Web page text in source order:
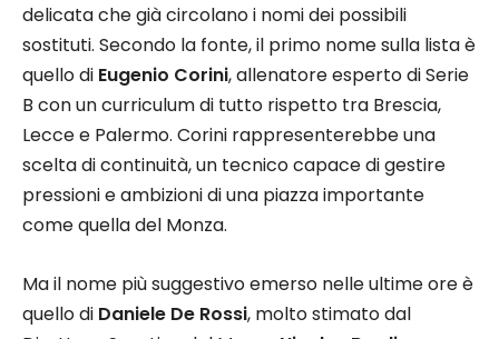
delicata che già circolano i nomi dei possibili
sostituti. Secondo la fonte, il primo nome sulla lista è
quello di Eugenio Corini, allenatore esperto di Serie
B con un curriculum di tutto rispetto tra Brescia,
Lecce e Palermo. Corini rappresenterebbe una
scelta di continuità, un tecnico capace di gestire
pressioni e ambizioni di una piazza importante
come quella del Monza.
Ma il nome più suggestivo emerso nelle ultime ore è
quello di Daniele De Rossi, molto stimato dal